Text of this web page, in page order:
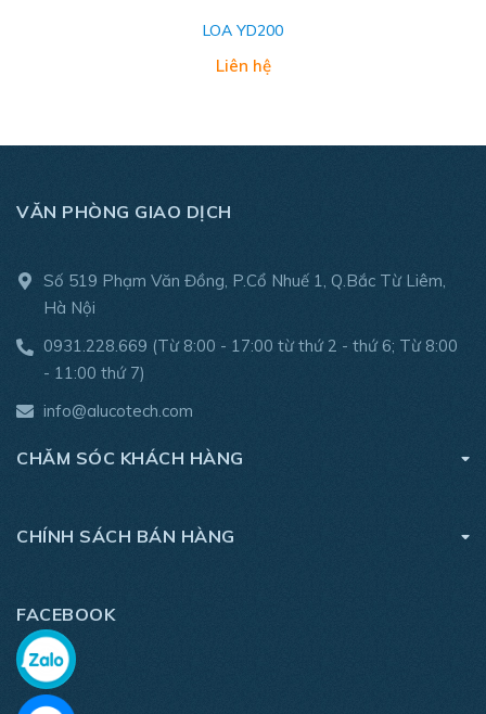
LOA YD200
Liên hệ
VĂN PHÒNG GIAO DỊCH
Số 519 Phạm Văn Đồng, P.Cổ Nhuế 1, Q.Bắc Từ Liêm,
Hà Nội
0931.228.669 (Từ 8:00 - 17:00 từ thứ 2 - thứ 6; Từ 8:00
- 11:00 thứ 7)
info@alucotech.com
CHĂM SÓC KHÁCH HÀNG
CHÍNH SÁCH BÁN HÀNG
FACEBOOK